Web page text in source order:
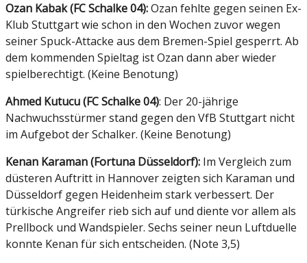
Ozan Kabak (FC Schalke 04):Ozan fehlte gegen seinen Ex-
Klub Stuttgart wie schon in den Wochen zuvor wegen
seiner Spuck-Attacke aus dem Bremen-Spiel gesperrt. Ab
dem kommenden Spieltag ist Ozan dann aber wieder
spielberechtigt. (Keine Benotung)
Ahmed Kutucu (FC Schalke 04): Der 20-jährige
Nachwuchsstürmer stand gegen den VfB Stuttgart nicht
im Aufgebot der Schalker. (Keine Benotung)
Kenan Karaman (Fortuna Düsseldorf): Im Vergleich zum
düsteren Auftritt in Hannover zeigten sich Karaman und
Düsseldorf gegen Heidenheim stark verbessert. Der
türkische Angreifer rieb sich auf und diente vor allem als
Prellbock und Wandspieler. Sechs seiner neun Luftduelle
konnte Kenan für sich entscheiden. (Note 3,5)